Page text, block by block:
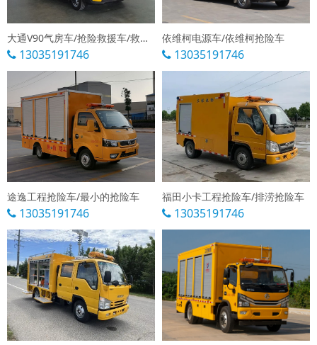
大通V90气房车/抢险救援车/救险车
13035191746
依维柯电源车/依维柯抢险车
13035191746
途逸工程抢险车/最小的抢险车
13035191746
福田小卡工程抢险车/排涝抢险车
13035191746